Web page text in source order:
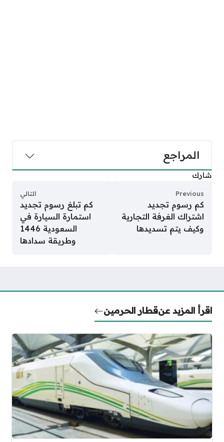
المراجع
شارك
Previous
كم رسوم تجديد
اشتراك الغرفة التجارية
وكيف يتم تسديدها
التالي
كم تبلغ رسوم تجديد
استمارة السيارة في
السعودية 1446
وطريقة سدادها
اقرأ المزيد عنقطار الحرمين